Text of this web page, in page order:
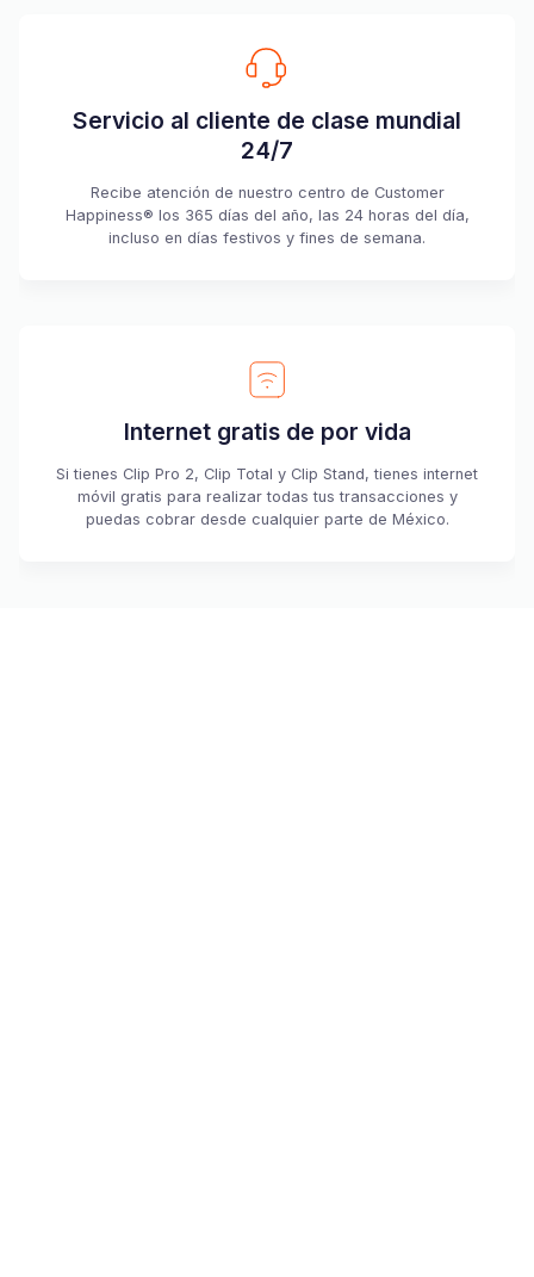
Servicio al cliente de clase mundial
24/7
Recibe atención de nuestro centro de Customer
Happiness® los 365 días del año, las 24 horas del día,
incluso en días festivos y fines de semana.
Internet gratis de por vida
Si tienes Clip Pro 2, Clip Total y Clip Stand, tienes internet
móvil gratis para realizar todas tus transacciones y
puedas cobrar desde cualquier parte de México.